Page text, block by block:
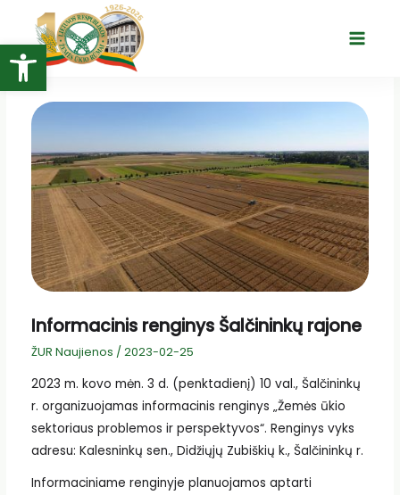
Open toolbar
turinio
Main
Informacinis renginys Šalčininkų rajone
ŽUR Naujienos / 2023-02-25
2023 m. kovo mėn. 3 d. (penktadienį) 10 val., Šalčininkų
r. organizuojamas informacinis renginys „Žemės ūkio
sektoriaus problemos ir perspektyvos“. Renginys vyks
adresu: Kalesninkų sen., Didžiųjų Zubiškių k., Šalčininkų r.
Informaciniame renginyje planuojamos aptarti